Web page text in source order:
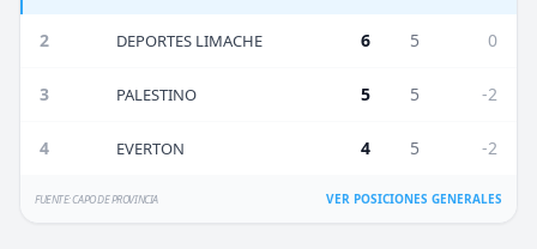
2 DEPORTES LIMACHE 6 5 0
3 PALESTINO 5 5 -2
4 EVERTON 4 5 -2
FUENTE: CAPO DE PROVINCIA VER POSICIONES GENERALES